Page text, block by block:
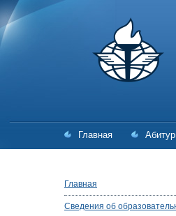
Главная
Главная
Сведения об